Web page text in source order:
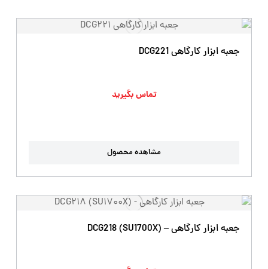
جعبه ابزار کارگاهی DCG221
تماس بگیرید
مشاهده محصول
جعبه ابزار کارگاهی – DCG218 (SU1700X)